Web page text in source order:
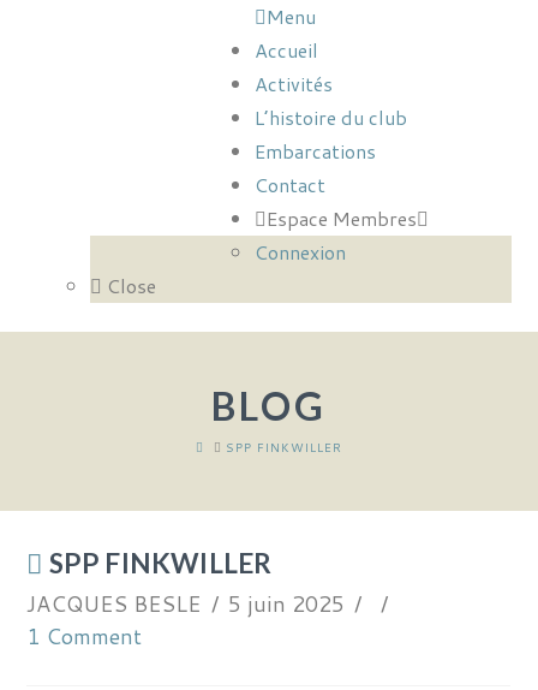
Menu
Accueil
Activités
L’histoire du club
Embarcations
Contact
Espace Membres
Connexion
Close
BLOG
HOMESPP FINKWILLER
SPP FINKWILLER
JACQUES BESLE
5 juin 2025
1 Comment